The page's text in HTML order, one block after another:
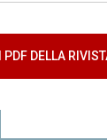
PDF DELLA